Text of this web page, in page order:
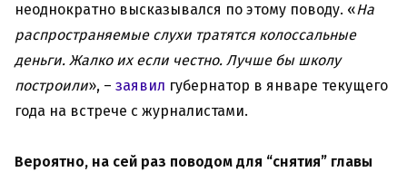
неоднократно высказывался по этому поводу. «На
распространяемые слухи тратятся колоссальные
деньги. Жалко их если честно. Лучше бы школу
построили», – заявил губернатор в январе текущего
года на встрече с журналистами.
Вероятно, на сей раз поводом для “снятия” главы